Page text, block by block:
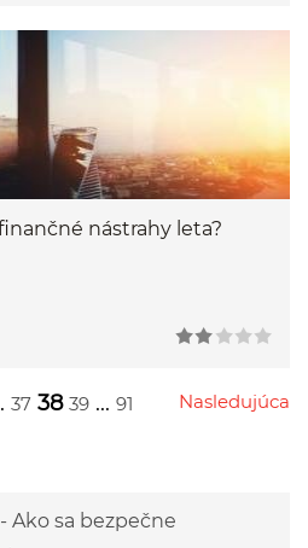
nástrahy leta?
37 38 39 ... 91 Nasledujúca
Przejdź do następnej strony
Ako sa bezpečne